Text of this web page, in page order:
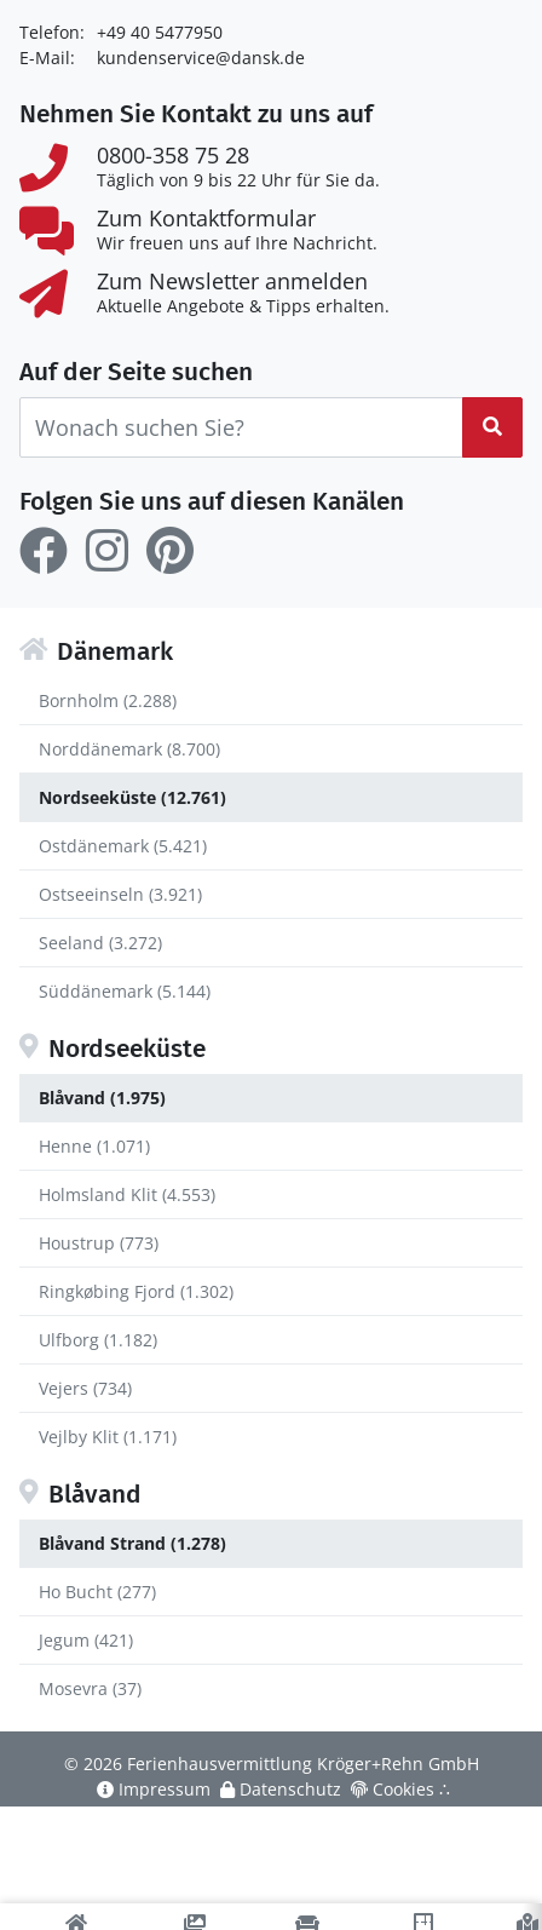
Telefon: +49 40 5477950
E-Mail:
kundenservice@dansk.de
Nehmen Sie Kontakt zu uns auf
0800-358 75 28
Täglich von 9 bis 22 Uhr für Sie da.
Zum Kontaktformular
Wir freuen uns auf Ihre Nachricht.
Zum Newsletter anmelden
Aktuelle Angebote & Tipps erhalten.
Auf der Seite suchen
Folgen Sie uns auf diesen Kanälen
Dänemark
Bornholm (2.288)
Norddänemark (8.700)
Nordseeküste (12.761)
Ostdänemark (5.421)
Ostseeinseln (3.921)
Seeland (3.272)
Süddänemark (5.144)
Nordseeküste
Blåvand (1.975)
Henne (1.071)
Holmsland Klit (4.553)
Houstrup (773)
Ringkøbing Fjord (1.302)
Ulfborg (1.182)
Vejers (734)
Vejlby Klit (1.171)
Blåvand
Blåvand Strand (1.278)
Ho Bucht (277)
Jegum (421)
Mosevra (37)
© 2026 Ferienhausvermittlung Kröger+Rehn GmbH
Impressum
Datenschutz Cookies ∴